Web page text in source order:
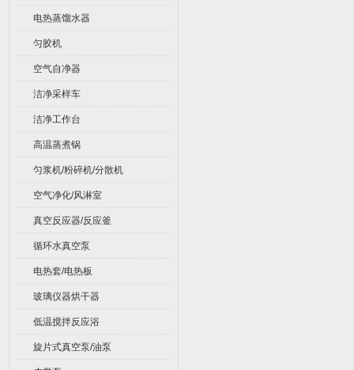
电热蒸馏水器
匀胶机
空气自净器
洁净采样车
洁净工作台
高温蒸煮锅
匀浆机/粉碎机/分散机
空气净化/风淋室
真空反应器/反应釜
循环水真空泵
电热套/电热板
玻璃仪器烘干器
低温搅拌反应浴
旋片式真空泵/油泵